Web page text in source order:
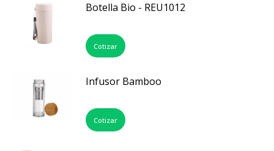
Botella Bio - REU1012
Cotizar
Infusor Bamboo
Cotizar